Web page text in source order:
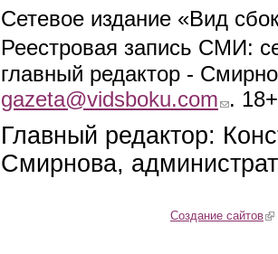
Сетевое издание «Вид
Реестровая запись СМИ:
главный редактор -
gazeta@vidsboku.com (link sends e-
. 18+
Главный редактор:
Смирнова,
Создание сайтов